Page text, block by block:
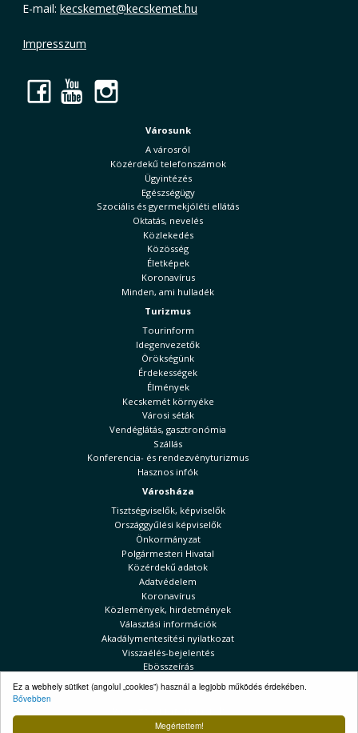
Megértettem!
Ez a webhely sütiket (angolul „cookies”) használ a legjobb működés érdekében.
Bővebben
E-mail: kecskemet@kecskemet.hu
Impresszum
Facebook
YouTube
Városunk
A városról
Közérdekű telefonszámok
Ügyintézés
Egészségügy
Szociális és gyermekjóléti ellátás
Oktatás, nevelés
Közlekedés
Közösség
Életképek
Koronavírus
Minden, ami hulladék
Turizmus
Tourinform
Idegenvezetők
Örökségünk
Érdekességek
Élmények
Kecskemét környéke
Városi séták
Vendéglátás, gasztronómia
Szállás
Konferencia- és rendezvényturizmus
Hasznos infók
Városháza
Tisztségviselők, képviselők
Országgyűlési képviselők
Önkormányzat
Polgármesteri Hivatal
Közérdekű adatok
Adatvédelem
Koronavírus
Közlemények, hirdetmények
Választási információk
Akadálymentesítési nyilatkozat
Visszaélés-bejelentés
Ebösszeírás
Kecskeméti Hírek